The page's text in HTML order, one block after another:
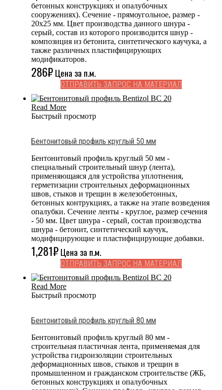
бетонных конструкциях и опалубочных
сооружениях). Сечение - прямоугольное, размер -
20x25 мм. Цвет производства данного шнура -
серый, состав из которого производится шнур -
композиция из бетонита, синтетического каучука, а
также различных пластифицирующих
модификаторов.
286₽Цена за п.м.
ОТПРАВИТЬ ЗАПРОС НА МАТЕРИАЛ
Read More
Быстрый просмотр
Бентонитовый профиль круглый 50 мм
Бентонитовый профиль круглый 50 мм -
специальный строительный шнур (лента),
применяющаяся для устройства уплотнения,
герметизации строительных деформационных
швов, стыков и трещин в железобетонных,
бетонных контрукциях, а также на этапе возведения
опалубки. Сечение ленты - круглое, размер сечения
- 50 мм. Цвет шнура - серый, состав производства
шнура - бетонит, синтетический каучук,
модифицирующие и пластифицирующие добавки.
1,281₽Цена за п.м.
ОТПРАВИТЬ ЗАПРОС НА МАТЕРИАЛ
Read More
Быстрый просмотр
Бентонитовый профиль круглый 80 мм
Бентонитовый профиль круглый 80 мм -
строительная пластичная лента, применяемая для
устройства гидроизоляции строительных
деформационных швов, стыков и трещин в
промышленном и гражданском строительстве (ЖБ,
бетонных конструкциях и опалубочных